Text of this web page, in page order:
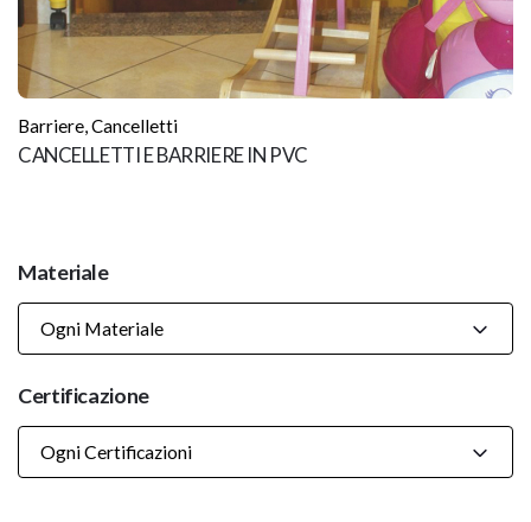
Barriere,Cancelletti
CANCELLETTI E BARRIERE IN PVC
Materiale
Ogni Materiale
Certificazione
Ogni Certificazioni